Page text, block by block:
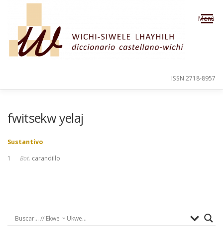
Saltar al contenido
Menú
ORDEN ALFABÉTICO
ISSN 2718-8957
fwitsekw yelaj
Sustantivo
1 Bot. carandillo